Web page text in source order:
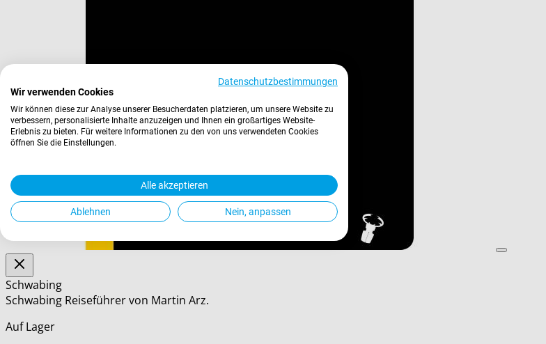
Schwabing
Schwabing Reiseführer von Martin Arz.
Auf Lager
Datenschutzbestimmungen
Wir verwenden Cookies
Wir können diese zur Analyse unserer Besucherdaten platzieren, um unsere Website zu
verbessern, personalisierte Inhalte anzuzeigen und Ihnen ein großartiges Website-
Erlebnis zu bieten. Für weitere Informationen zu den von uns verwendeten Cookies
öffnen Sie die Einstellungen.
Alle akzeptieren
Ablehnen Nein, anpassen